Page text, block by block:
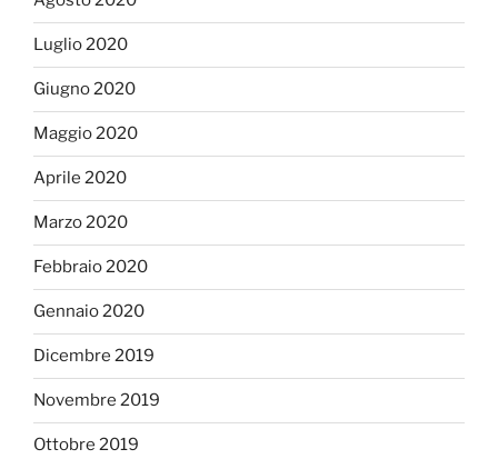
Luglio 2020
Giugno 2020
Maggio 2020
Aprile 2020
Marzo 2020
Febbraio 2020
Gennaio 2020
Dicembre 2019
Novembre 2019
Ottobre 2019